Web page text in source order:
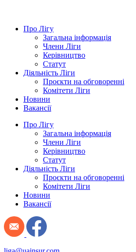
Про Лігу
Загальна інформація
Члени Ліги
Керівництво
Статут
Діяльність Ліги
Проєкти на обговоренні
Комітети Ліги
Новини
Вакансії
Про Лігу
Загальна інформація
Члени Ліги
Керівництво
Статут
Діяльність Ліги
Проєкти на обговоренні
Комітети Ліги
Новини
Вакансії